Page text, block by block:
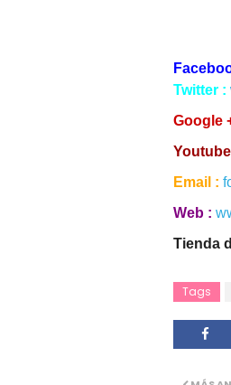
Twitter :
Google
Email :
Web :
Tienda
Tags